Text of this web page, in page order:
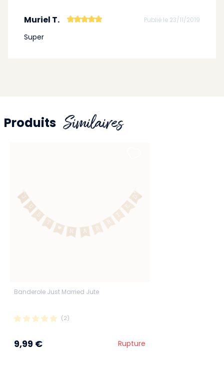
Muriel T. Publié le 23/11/2019
Super
Produits Similaires
Banderole Just Married Jute
(2)
9,99 € Rupture